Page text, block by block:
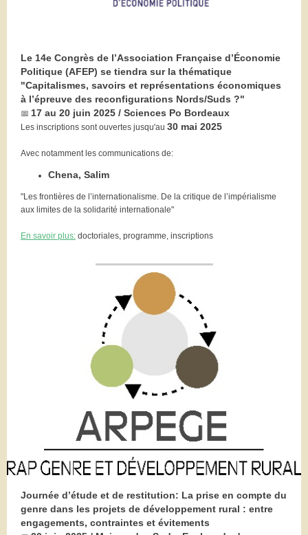
Le 14e Congrès de l’Association Française d’Économie
Politique (AFEP) se tiendra sur la thématique
"Capitalismes, savoirs et représentations économiques
à l’épreuve des reconfigurations Nords/Suds ?"
📅 17 au 20 juin 2025 / Sciences Po Bordeaux
Les inscriptions sont ouvertes jusqu'au 30 mai 2025
Avec notamment les communications de:
Chena, Salim
"Les frontières de l’internationalisme. De la critique de l’impérialisme
aux limites de la solidarité internationale"
En savoir plus: doctoriales, programme, inscriptions
Journée d’étude et de restitution: La prise en compte du
genre dans les projets de développement rural : entre
engagements, contraintes et évitements